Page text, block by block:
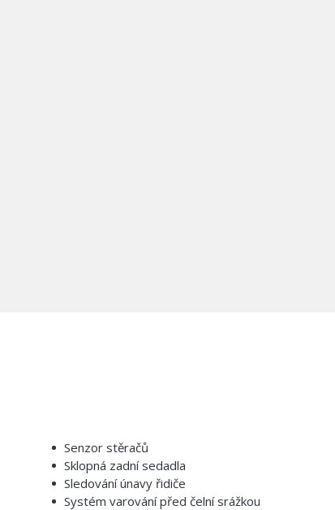
Senzor stěračů
Sklopná zadní sedadla
Sledování únavy řidiče
Systém varování před čelní srážkou